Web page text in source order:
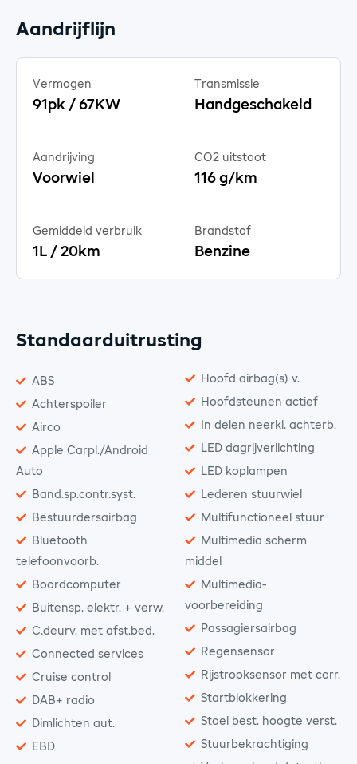
Aandrijflijn
Vermogen
91pk / 67KW
Transmissie
Handgeschakeld
Aandrijving
Voorwiel
CO2 uitstoot
116 g/km
Gemiddeld verbruik
1L / 20km
Brandstof
Benzine
Standaarduitrusting
ABS
Achterspoiler
Airco
Apple Carpl./Android
Auto
Band.sp.contr.syst.
Bestuurdersairbag
Bluetooth
telefoonvoorb.
Boordcomputer
Buitensp. elektr. + verw.
C.deurv. met afst.bed.
Connected services
Cruise control
DAB+ radio
Dimlichten aut.
EBD
Hoofd airbag(s) v.
Hoofdsteunen actief
In delen neerkl. achterb.
LED dagrijverlichting
LED koplampen
Lederen stuurwiel
Multifunctioneel stuur
Multimedia scherm
middel
Multimedia-
voorbereiding
Passagiersairbag
Regensensor
Rijstrooksensor met corr.
Startblokkering
Stoel best. hoogte verst.
Stuurbekrachtiging